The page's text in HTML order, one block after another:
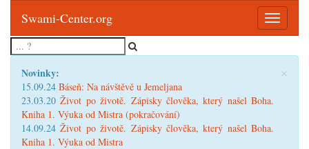
Toggle
Swami-Center.org
×
Novinky:
15.09.24 Báseň: Na návštěvě u Jemeljana
23.03.20Život po životě. Zápisky člověka, který našel Boha.
Kniha 1. Výuka od Mistra (pokračování)
14.09.24Život po životě. Zápisky člověka, který našel Boha.
Kniha 1. Výuka od Mistra